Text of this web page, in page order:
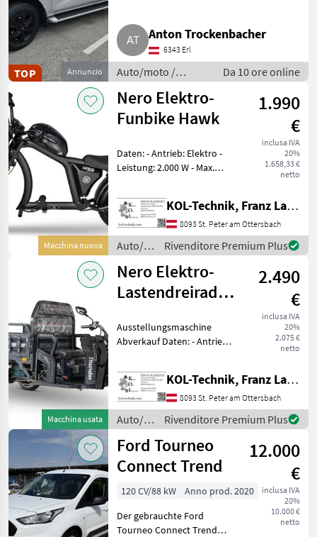
Annuncio
TOP
Anton Trockenbacher
6343 Erl
Auto/moto /
Fuoristrada
Da 10 ore online
Macchina nuova
Nero Elektro-
Funbike Hawk
1.990
€
inclusa IVA
20%
1.658,33 €
netto
Daten: - Antrieb: Elektro -
Leistung: 2.000 W - Max.
Geschwindigkeitsstufen: 3 -
Reichweite: 60–80 km -
Akku: 60V/30Ah Lithium - La
KOL-Technik, Franz Lampl-Küssner
8093 St. Peter am Ottersbach
Auto/moto
/ Nero
Rivenditore Premium Plus
Macchina usata
Nero Elektro-
Lastendreirad/Tuk-
2.490
€
inclusa IVA
20%
2.075 €
netto
Ausstellungsmaschine
Abverkauf Daten: - Antrieb:
Batterie: 60 V, 45 Ah -
Bremse: Scheibenbremse
vorne, Trommelbremse
hinten - Max. G
KOL-Technik, Franz Lampl-Küssner
8093 St. Peter am Ottersbach
Auto/moto
/ Nero
Rivenditore Premium Plus
Ford Tourneo
Connect Trend
12.000
€
inclusa IVA
20%
10.000 €
netto
120 CV/88 kW
Anno prod. 2020
Der gebrauchte Ford
Tourneo Connect Trend